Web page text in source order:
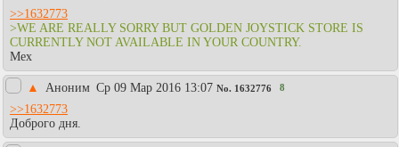
>>1632773
>WE ARE REALLY SORRY BUT GOLDEN JOYSTICK STORE IS
CURRENTLY NOT AVAILABLE IN YOUR COUNTRY.
Мех
▲ Аноним Ср 09 Мар 2016 13:07 No. 1632776 8
>>1632773
Доброго дня.